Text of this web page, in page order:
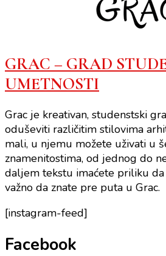
GRAC – GRAD
UMETNOSTI
Grac je kreativan, studenstski
oduševiti različitim stilovima
mali, u njemu možete uživati u
znamenitostima, od jednog do
daljem tekstu imaćete priliku
važno da znate pre puta u Grac.
[instagram-feed]
Facebook